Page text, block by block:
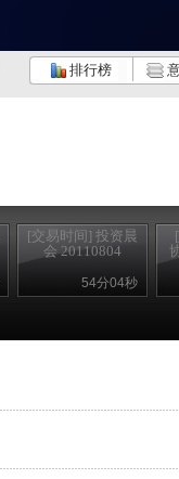
排行榜
[交易时间] 投资晨
会 20110804
54分04秒